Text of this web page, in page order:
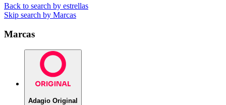
Back to search by estrellas
Skip search by Marcas
Marcas
Adagio Original